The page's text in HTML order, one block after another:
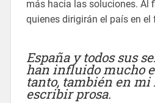
más hacia las soluciones. Al
quienes dirigirán el país en el
España y todos sus
han influido mucho
tanto, también en mi
escribir prosa.